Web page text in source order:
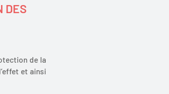
DES
de la
et ainsi